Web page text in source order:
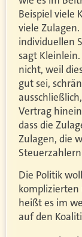
Beispiel viele
viele
individuellen
sagt
nicht, weil
gut sei,
Vertrag
dass die
Zulagen, die
Die Politik
heißt es im
auf den